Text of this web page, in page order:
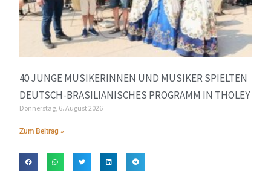
40 JUNGE MUSIKERINNEN UND MUSIKER SPIELTEN
DEUTSCH-BRASILIANISCHES PROGRAMM IN THOLEY
Donnerstag, 6. August 2026
Zum Beitrag »